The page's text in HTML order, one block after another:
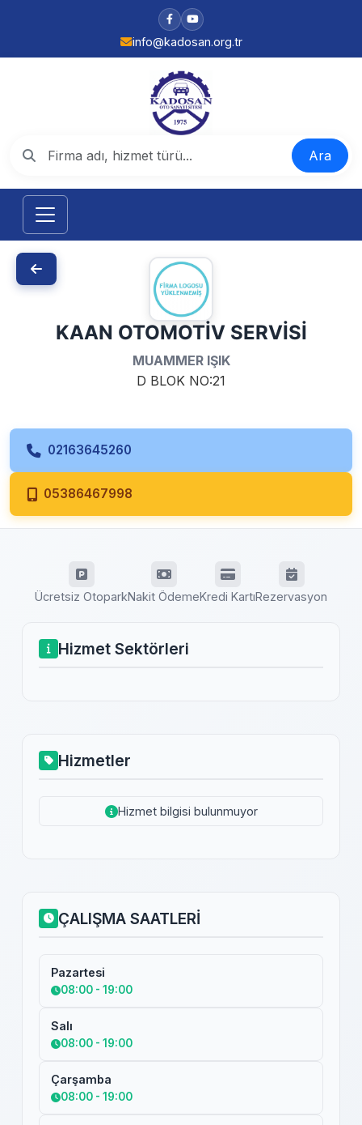
info@kadosan.org.tr
Ara
KAAN OTOMOTİV SERVİSİ
MUAMMER IŞIK
D BLOK NO:21
02163645260
05386467998
Ücretsiz OtoparkNakit ÖdemeKredi KartıRezervasyon
Hizmet Sektörleri
Hizmetler
Hizmet bilgisi bulunmuyor
ÇALIŞMA SAATLERİ
Pazartesi
08:00 - 19:00
Salı
08:00 - 19:00
Çarşamba
08:00 - 19:00